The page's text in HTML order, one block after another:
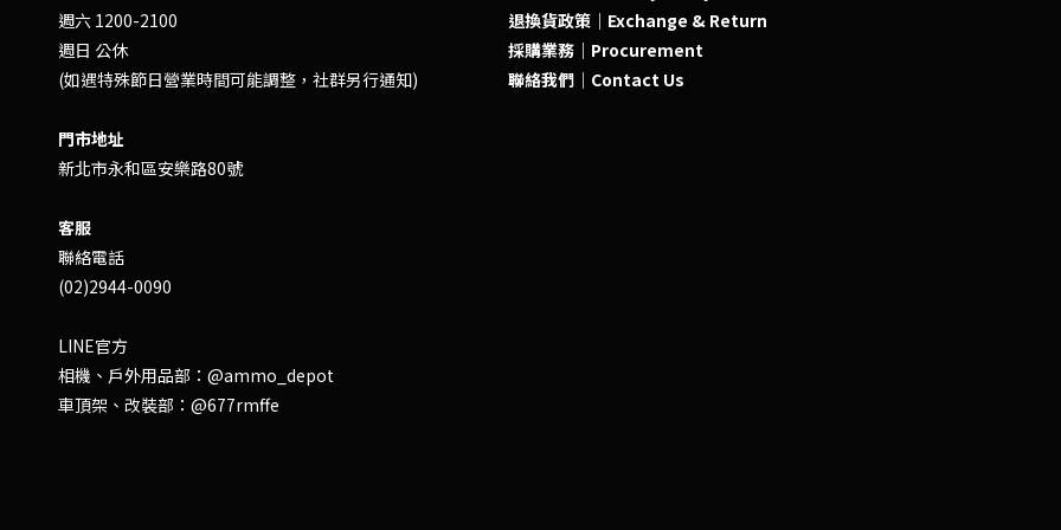
週六 1200-2100
週日 公休
(如遇特殊節日營業時間可能調整，社群另行通知)
門市地址
新北市永和區安樂路80號
客服
聯絡電話
(02)2944-0090
LINE官方
相機、戶外用品部：@ammo_depot
車頂架、改裝部：@677rmffe
退換貨政策｜Exchange & Return
採購業務｜Procurement
聯絡我們｜Contact Us